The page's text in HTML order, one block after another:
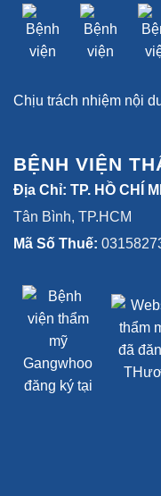
Chịu trách nhiệm nội
BỆNH VIỆN
Địa Chỉ: TP. HỒ CHÍ
Tân Bình, TP.HCM
Mã Số Thuế: